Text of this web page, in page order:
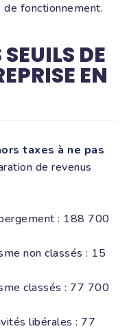
fonctionnement.
DE
EN
taxes à ne pas
de revenus
: 188 700
non classés : 15
classés : 77 700
libérales : 77